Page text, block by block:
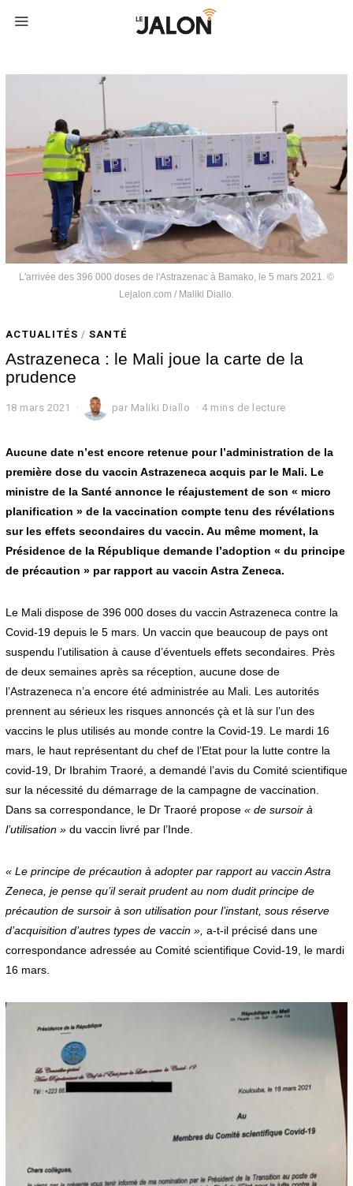
L'arrivée des 396 000 doses de l'Astrazenac à Bamako, le 5 mars 2021. ©
Lejalon.com / Maliki Diallo.
ACTUALITÉS / SANTÉ
Astrazeneca : le Mali joue la carte de la
prudence
18 mars 2021
a
s
2
0
1
par Maliki Diallo 4 mins de lecture
Aucune date n’est encore retenue pour l’administration de la
première dose du vaccin Astrazeneca acquis par le Mali. Le
ministre de la Santé annonce le réajustement de son « micro
planification » de la vaccination compte tenu des révélations
sur les effets secondaires du vaccin. Au même moment, la
Présidence de la République demande l’adoption « du principe
de précaution » par rapport au vaccin Astra Zeneca.
Le Mali dispose de 396 000 doses du vaccin Astrazeneca contre la
Covid-19 depuis le 5 mars. Un vaccin que beaucoup de pays ont
suspendu l’utilisation à cause d’éventuels effets secondaires. Près
de deux semaines après sa réception, aucune dose de
l’Astrazeneca n’a encore été administrée au Mali. Les autorités
prennent au sérieux les risques annoncés çà et là sur l’un des
vaccins le plus utilisés au monde contre la Covid-19. Le mardi 16
mars, le haut représentant du chef de l’Etat pour la lutte contre la
covid-19, Dr Ibrahim Traoré, a demandé l’avis du Comité scientifique
sur la nécessité du démarrage de la campagne de vaccination.
Dans sa correspondance, le Dr Traoré propose « de sursoir à
l’utilisation »du vaccin livré par l’Inde.
« Le principe de précaution à adopter par rapport au vaccin Astra
Zeneca, je pense qu’il serait prudent au nom dudit principe de
précaution de sursoir à son utilisation pour l’instant, sous réserve
d’acquisition d’autres types de vaccin », a-t-il précisé dans une
correspondance adressée au Comité scientifique Covid-19, le mardi
16 mars.